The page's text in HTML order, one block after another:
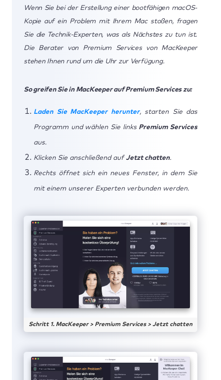
Wenn Sie bei der Erstellung einer bootfähigen macOS-
Kopie auf ein Problem mit Ihrem Mac stoßen, fragen
Sie die Technik-Experten, was als Nächstes zu tun ist.
Die Berater von Premium Services von MacKeeper
stehen Ihnen rund um die Uhr zur Verfügung.
So greifen Sie in MacKeeper auf Premium Services zu:
Laden Sie MacKeeper herunter, starten Sie das
Programm und wählen Sie links Premium Services
aus.
Klicken Sie anschließend aufJetzt chatten.
Rechts öffnet sich ein neues Fenster, in dem Sie
mit einem unserer Experten verbunden werden.
Schritt 1. MacKeeper > Premium Services > Jetzt chatten